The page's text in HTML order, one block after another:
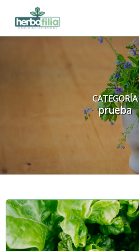
CATEGORÍA
prueba